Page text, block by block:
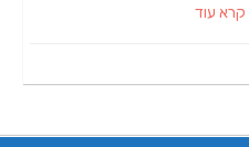
קרא עוד